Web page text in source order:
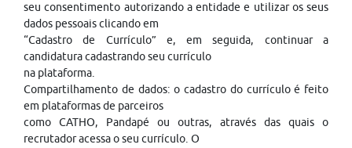
seu consentimento autorizando a entidade e utilizar os seus
dados pessoais clicando em
“Cadastro de Currículo” e, em seguida, continuar a
candidatura cadastrando seu currículo
na plataforma.
Compartilhamento de dados: o cadastro do currículo é feito
em plataformas de parceiros
como CATHO, Pandapé ou outras, através das quais o
recrutador acessa o seu currículo. O